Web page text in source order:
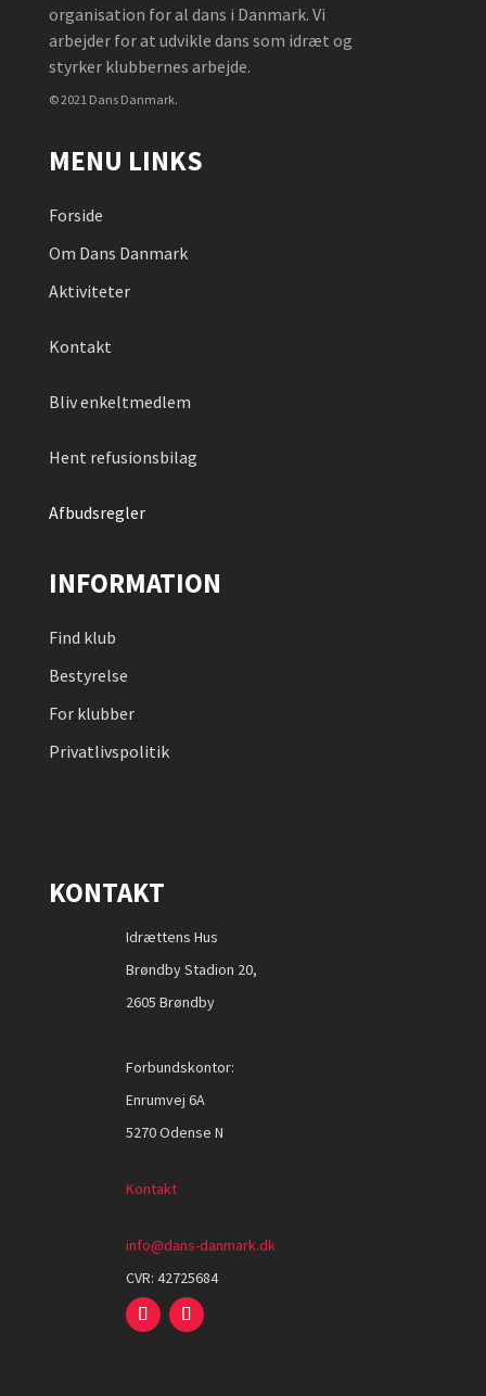
organisation for al dans i Danmark. Vi
arbejder for at udvikle dans som idræt og
styrker klubbernes arbejde.
© 2021 Dans Danmark.
MENU LINKS
Forside
Om Dans Danmark
Aktiviteter
Kontakt
Bliv enkeltmedlem
Hent refusionsbilag
Afbudsregler
INFORMATION
Find klub
Bestyrelse
For klubber
Privatlivspolitik
KONTAKT
Idrættens Hus
Brøndby Stadion 20,
2605 Brøndby
Forbundskontor:
Enrumvej 6A
5270 Odense N
Kontakt
info@dans-danmark.dk
CVR:42725684